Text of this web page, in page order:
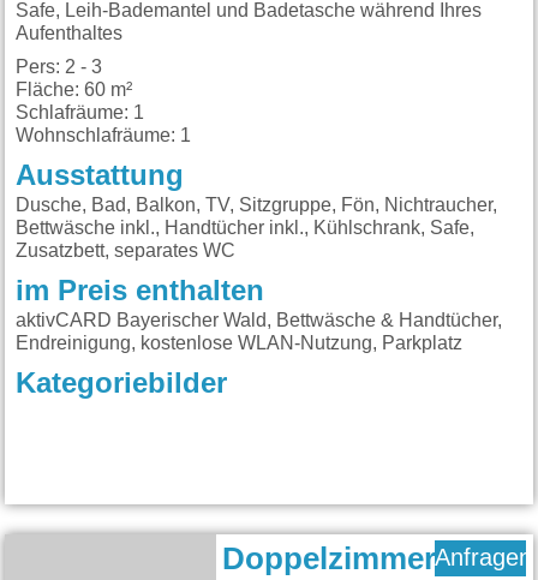
Safe, Leih-Bademantel und Badetasche während Ihres
Aufenthaltes
Pers: 2 - 3
Fläche: 60 m²
Schlafräume: 1
Wohnschlafräume: 1
Ausstattung
Dusche, Bad, Balkon, TV, Sitzgruppe, Fön, Nichtraucher,
Bettwäsche inkl., Handtücher inkl., Kühlschrank, Safe,
Zusatzbett, separates WC
im Preis enthalten
aktivCARD Bayerischer Wald, Bettwäsche & Handtücher,
Endreinigung, kostenlose WLAN-Nutzung, Parkplatz
Kategoriebilder
DoppelzimmerAnfragen